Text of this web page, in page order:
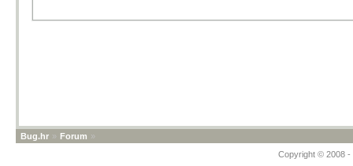
Bug.hr » Forum »
Copyright © 2008 -